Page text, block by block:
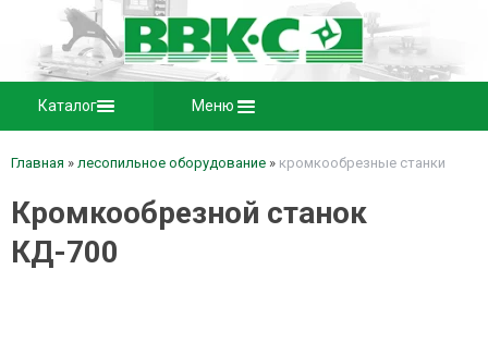
Каталог Меню
Главная » лесопильное оборудование » кромкообрезные станки
Кромкообрезной станок
КД-700